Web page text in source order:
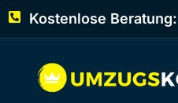
Kostenlose Beratung: